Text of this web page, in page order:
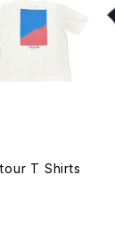
tour T Shirts